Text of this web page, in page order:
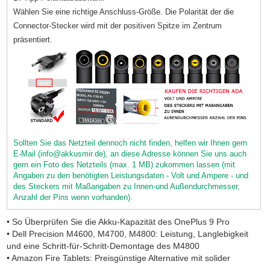
Wählen Sie eine richtige Anschluss-Größe. Die Polarität der die
Connector-Stecker wird mit der positiven Spitze im Zentrum
präsentiert.
Sollten Sie das Netzteil dennoch nicht finden, helfen wir Ihnen gern
E-Mail (info@akkusmir.de), an diese Adresse können Sie uns auch
gern ein Foto des Netzteils (max. 1 MB) zukommen lassen (mit
Angaben zu den benötigten Leistungsdaten - Volt und Ampere - und
des Steckers mit Maßangaben zu Innen-und Außendurchmesser,
Anzahl der Pins wenn vorhanden).
• So Überprüfen Sie die Akku-Kapazität des OnePlus 9 Pro
• Dell Precision M4600, M4700, M4800: Leistung, Langlebigkeit
und eine Schritt-für-Schritt-Demontage des M4800
• Amazon Fire Tablets: Preisgünstige Alternative mit solider